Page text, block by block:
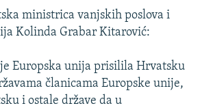
ministrica vanjskih poslova i
Kolinda Grabar Kitarović:
je Europska unija prisilila Hrvatsku
članicama Europske unije,
i ostale države da u